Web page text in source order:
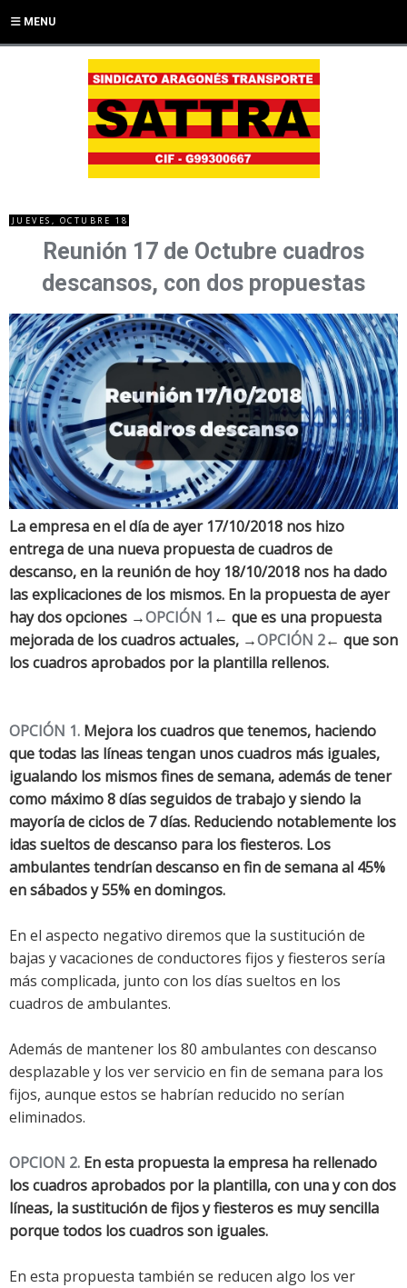
MENU
JUEVES, OCTUBRE 18
Reunión 17 de Octubre cuadros
descansos, con dos propuestas
La empresa en el día de ayer 17/10/2018 nos hizo
entrega de una nueva propuesta de cuadros de
descanso, en la reunión de hoy 18/10/2018 nos ha dado
las explicaciones de los mismos. En la propuesta de ayer
hay dos opciones →OPCIÓN 1 ← que es una propuesta
mejorada de los cuadros actuales, →OPCIÓN 2← que son
los cuadros aprobados por la plantilla rellenos.
OPCIÓN 1. Mejora los cuadros que tenemos, haciendo
que todas las líneas tengan unos cuadros más iguales,
igualando los mismos fines de semana, además de tener
como máximo 8 días seguidos de trabajo y siendo la
mayoría de ciclos de 7 días. Reduciendo notablemente los
idas sueltos de descanso para los fiesteros. Los
ambulantes tendrían descanso en fin de semana al 45%
en sábados y 55% en domingos.
En el aspecto negativo diremos que la sustitución de
bajas y vacaciones de conductores fijos y fiesteros sería
más complicada, junto con los días sueltos en los
cuadros de ambulantes.
Además de mantener los 80 ambulantes con descanso
desplazable y los ver servicio en fin de semana para los
fijos, aunque estos se habrían reducido no serían
eliminados.
OPCION 2. En esta propuesta la empresa ha rellenado
los cuadros aprobados por la plantilla, con una y con dos
líneas, la sustitución de fijos y fiesteros es muy sencilla
porque todos los cuadros son iguales.
En esta propuesta también se reducen algo los ver